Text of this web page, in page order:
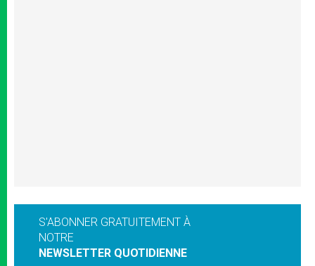
S'ABONNER GRATUITEMENT À
NOTRE
NEWSLETTER QUOTIDIENNE